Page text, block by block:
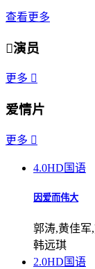
查看更多
演员
更多 
爱情片
更多 
4.0HD国语
因爱而伟大
郭涛,黄佳军
韩远琪
2.0HD国语